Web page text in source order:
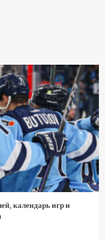
календарь игр и